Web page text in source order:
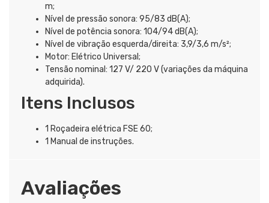
m;
Nível de pressão sonora: 95/83 dB(A);
Nível de potência sonora: 104/94 dB(A);
Nível de vibração esquerda/direita: 3,9/3,6 m/s²;
Motor: Elétrico Universal;
Tensão nominal: 127 V/ 220 V (variações da máquina
adquirida).
Itens Inclusos
1 Roçadeira elétrica FSE 60;
1 Manual de instruções.
Avaliações